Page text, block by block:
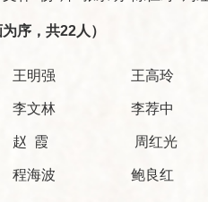
序，共22人）
王明强 王高玲
李文林 李荐中
赵 霞 周红光
程海波 鲍良红